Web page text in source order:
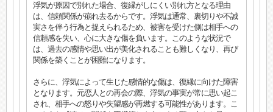
浮気が原因で別れた場合、復縁がしにくい別れ方となる理由
は、信頼関係が崩れ去るからです。浮気は通常、裏切りや不誠
実さを伴う行為と捉えられるため、被害を受けた側は相手への
信頼感を失い、心に大きな傷を負います。このような状況で
は、過去の感情や思い出が美化されることも難しくなり、再び
関係を築くことが困難になります。
さらに、浮気によって生じた感情的な傷は、復縁に向けた障害
となります。元恋人との再会の際、浮気の事実が常に思い起こ
され、相手への怒りや失望感が再燃する可能性があります。こ